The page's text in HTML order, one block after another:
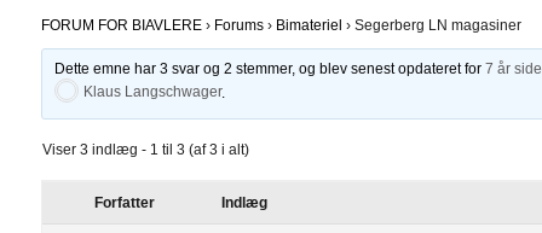
FORUM FOR BIAVLERE › Forums › Bimateriel › Segerberg LN magasiner
Dette emne har 3 svar og 2 stemmer, og blev senest opdateret for 7 år
Klaus Langschwager.
Viser 3 indlæg - 1 til 3 (af 3 i alt)
Forfatter Indlæg